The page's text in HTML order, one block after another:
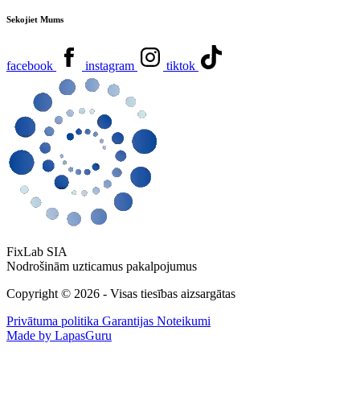
Sekojiet Mums
facebook instagram tiktok
FixLab SIA
Nodrošinām uzticamus pakalpojumus
Copyright © 2026 - Visas tiesības aizsargātas
Privātuma politika Garantijas Noteikumi
Made by LapasGuru